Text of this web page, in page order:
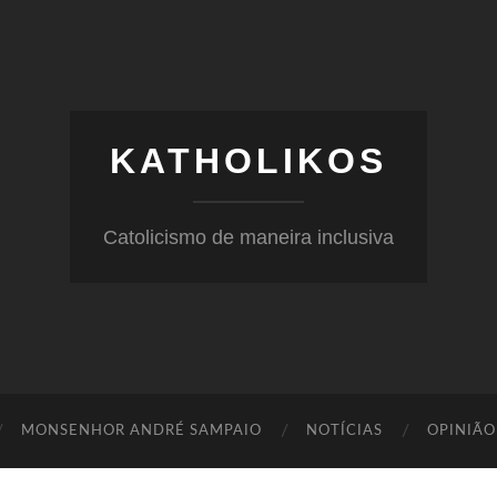
KATHOLIKOS
Catolicismo de maneira inclusiva
MONSENHOR ANDRÉ SAMPAIO NOTÍCIAS OPINIÃO